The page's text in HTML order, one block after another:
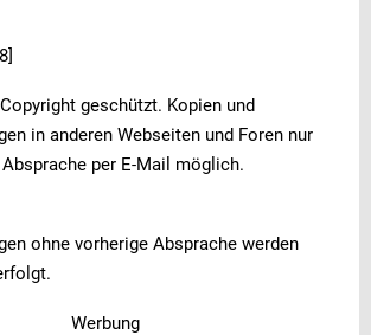
geschützt. Kopien und
in anderen Webseiten und Foren nur
per E-Mail möglich.
ohne vorherige Absprache werden
Werbung